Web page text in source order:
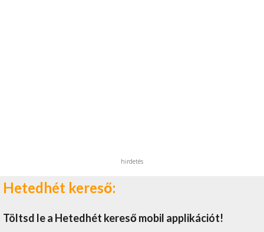
hirdetés
Hetedhét kereső:
Töltsd le a Hetedhét kereső mobil applikációt!